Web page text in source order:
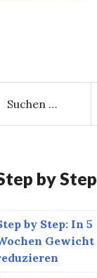
by Step
by Step: In 5
Gewicht